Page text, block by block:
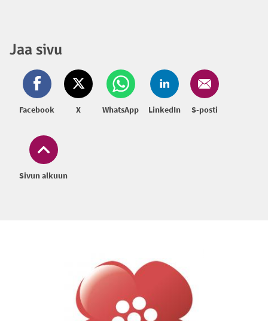
Sivun alkuun
Jaa sivu
Facebook X WhatsApp LinkedIn S-posti